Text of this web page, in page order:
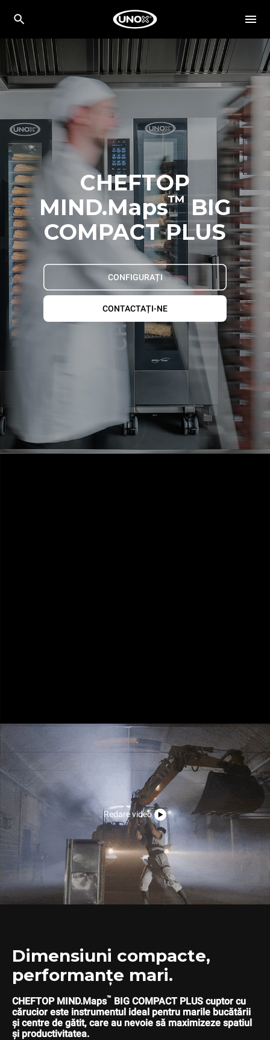
CHEFTOP
MIND.Maps™BIG
COMPACT PLUS
CONFIGURAȚI
CONTACTAȚI-NE
Redare video
Dimensiuni compacte,
performanțe mari.
CHEFTOP MIND.Maps™ BIG COMPACT PLUS cuptor cu
cărucior este instrumentul ideal pentru marile bucătării
și centre de gătit, care au nevoie să maximizeze spatiul
și productivitatea.